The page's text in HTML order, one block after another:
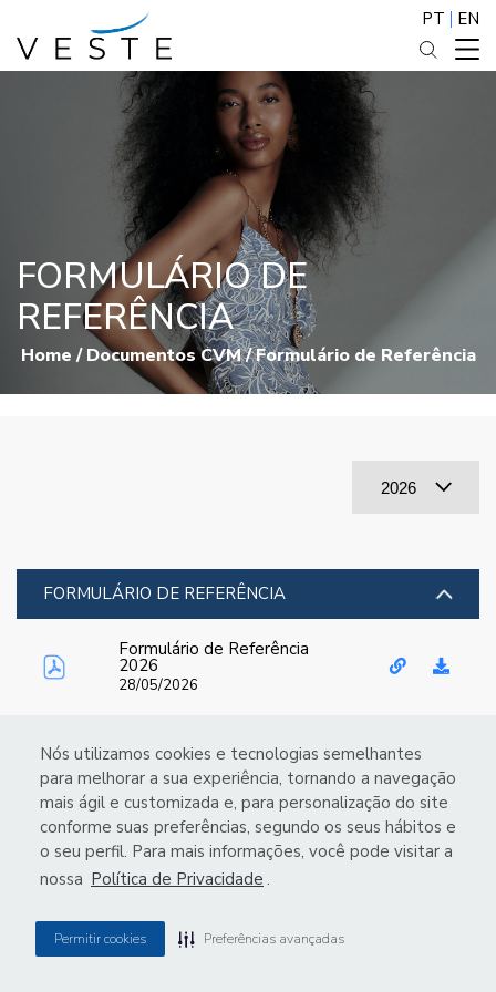
Nós utilizamos cookies e tecnologias semelhantes
para melhorar a sua experiência, tornando a navegação
mais ágil e customizada e, para personalização do site
conforme suas preferências, segundo os seus hábitos e
o seu perfil. Para mais informações, você pode visitar a
nossa Política de Privacidade .
Permitir cookies Preferências avançadas
PT EN
FORMULÁRIO DE
REFERÊNCIA
Home/Documentos CVM/Formulário de Referência
FORMULÁRIO DE REFERÊNCIA
Formulário de Referência
2026
28/05/2026
Painel de Privacidade
VSTE3 R$ 2,89